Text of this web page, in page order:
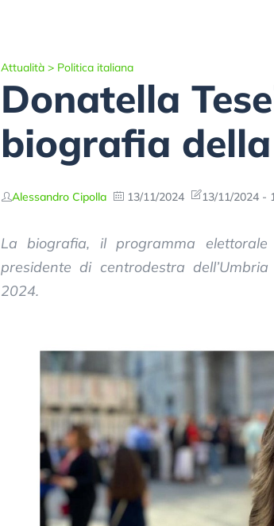
Attualità > Politica italiana
Donatella
biografia
Alessandro Cipolla 13/11/2024 13/11/2024 -
La biografia, il programma
presidente di centrodestra
2024.